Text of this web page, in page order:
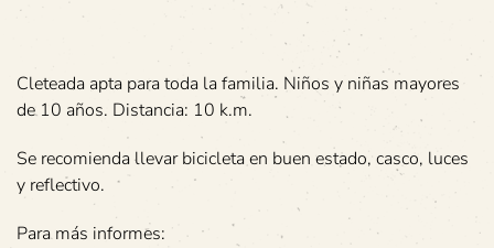
Cleteada apta para toda la familia. Niños y niñas mayores
de 10 años. Distancia: 10 k.m.
Se recomienda llevar bicicleta en buen estado, casco, luces
y reflectivo.
Para más informes: